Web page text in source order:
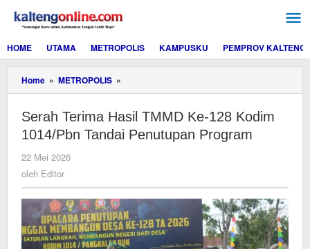
konten
HOME
UTAMA METROPOLIS KAMPUSKU PEMPROV KALTENG
Home » METROPOLIS »
Terima
TMMD
Ke-
128
Penutupan
Program
Serah Terima Hasil TMMD Ke-128 Kodim
1014/Pbn Tandai Penutupan Program
22 Mei 2026
oleh Editor